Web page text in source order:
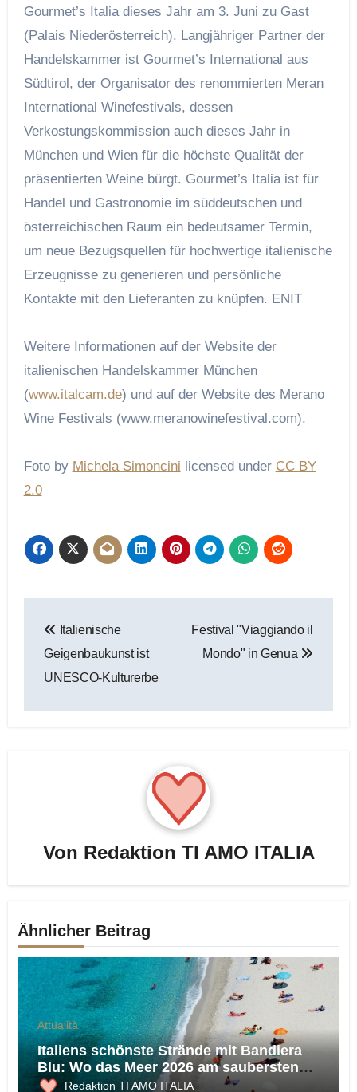
Gourmet’s Italia dieses Jahr am 3. Juni zu Gast
(Palais Niederösterreich). Langjähriger Partner der
Handelskammer ist Gourmet’s International aus
Südtirol, der Organisator des renommierten Meran
International Winefestivals, dessen
Verkostungskommission auch dieses Jahr in
München und Wien für die höchste Qualität der
präsentierten Weine bürgt. Gourmet’s Italia ist für
Handel und Gastronomie im süddeutschen und
österreichischen Raum ein bedeutsamer Termin,
um neue Bezugsquellen für hochwertige italienische
Erzeugnisse zu generieren und persönliche
Kontakte mit den Lieferanten zu knüpfen. ENIT
Weitere Informationen auf der Website der
italienischen Handelskammer München
(www.italcam.de) und auf der Website des Merano
Wine Festivals (www.meranowinefestival.com).
Foto by Michela Simoncini licensed under CC BY
2.0
Italienische
Geigenbaukunst ist
UNESCO-Kulturerbe
Festival "Viaggiando il
Mondo" in Genua
Von Redaktion TI AMO ITALIA
Ähnlicher Beitrag
Attualità
Italiens schönste Strände mit Bandiera
Blu: Wo das Meer 2026 am saubersten
ist
Redaktion TI AMO ITALIA